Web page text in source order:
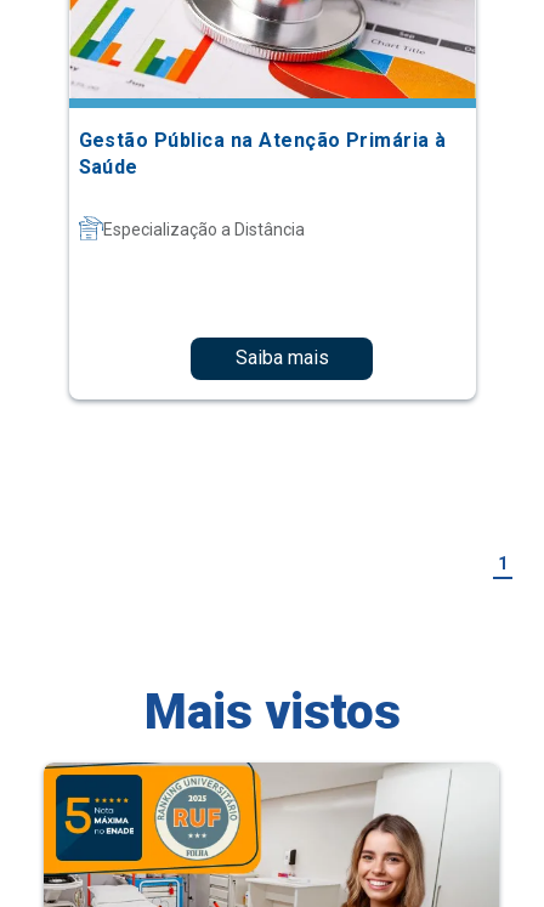
Gestão Pública na Atenção Primária à
Saúde
Especialização a Distância
Saiba mais
1
Mais vistos